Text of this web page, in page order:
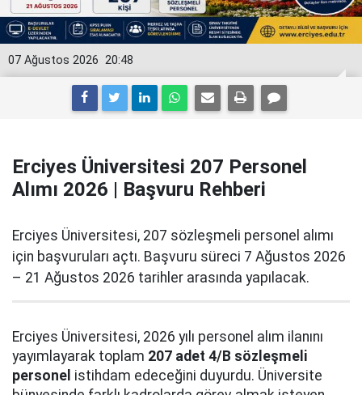
20:48
07 Ağustos 2026
Erciyes Üniversitesi 207 Personel
Alımı 2026 | Başvuru Rehberi
Erciyes Üniversitesi, 207 sözleşmeli personel alımı
için başvuruları açtı. Başvuru süreci 7 Ağustos 2026
– 21 Ağustos 2026 tarihler arasında yapılacak.
Erciyes Üniversitesi, 2026 yılı personel alım ilanını
yayımlayarak toplam 207 adet 4/B sözleşmeli
personel istihdam edeceğini duyurdu. Üniversite